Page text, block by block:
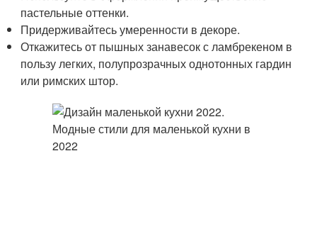
пастельные оттенки.
Придерживайтесь умеренности в декоре.
Откажитесь от пышных занавесок с ламбрекеном в
пользу легких, полупрозрачных однотонных гардин
или римских штор.